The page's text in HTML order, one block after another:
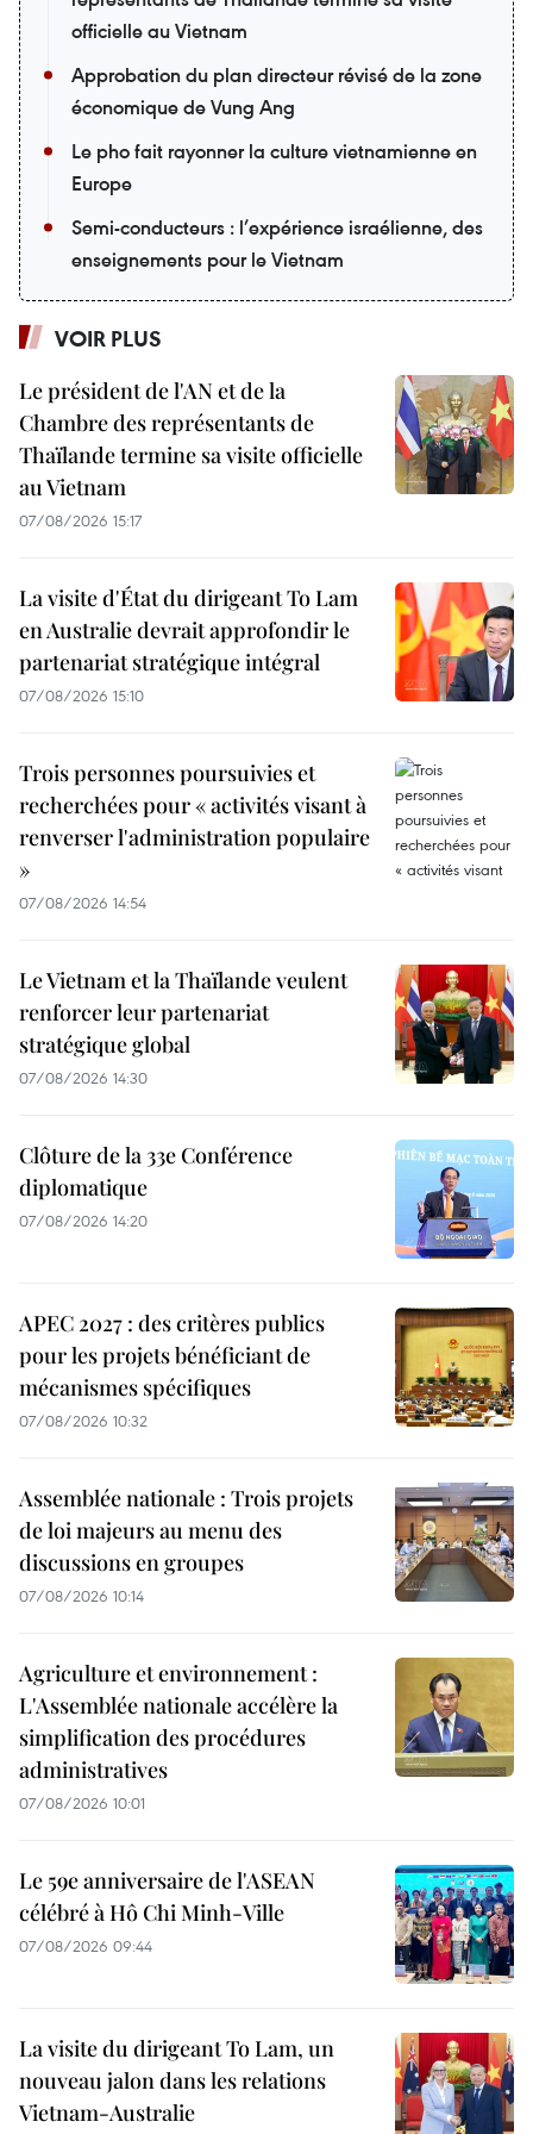
officielle au Vietnam
Approbation du plan directeur révisé de la zone
économique de Vung Ang
Le pho fait rayonner la culture vietnamienne en
Europe
Semi-conducteurs : l’expérience israélienne, des
enseignements pour le Vietnam
VOIR PLUS
Le président de l'AN et de la
Chambre des représentants de
Thaïlande termine sa visite officielle
au Vietnam
07/08/2026 15:17
La visite d'État du dirigeant To Lam
en Australie devrait approfondir le
partenariat stratégique intégral
07/08/2026 15:10
Trois personnes poursuivies et
recherchées pour « activités visant à
renverser l'administration populaire
»
07/08/2026 14:54
Le Vietnam et la Thaïlande veulent
renforcer leur partenariat
stratégique global
07/08/2026 14:30
Clôture de la 33e Conférence
diplomatique
07/08/2026 14:20
APEC 2027 : des critères publics
pour les projets bénéficiant de
mécanismes spécifiques
07/08/2026 10:32
Assemblée nationale : Trois projets
de loi majeurs au menu des
discussions en groupes
07/08/2026 10:14
Agriculture et environnement :
L'Assemblée nationale accélère la
simplification des procédures
administratives
07/08/2026 10:01
Le 59e anniversaire de l'ASEAN
célébré à Hô Chi Minh-Ville
07/08/2026 09:44
La visite du dirigeant To Lam, un
nouveau jalon dans les relations
Vietnam-Australie